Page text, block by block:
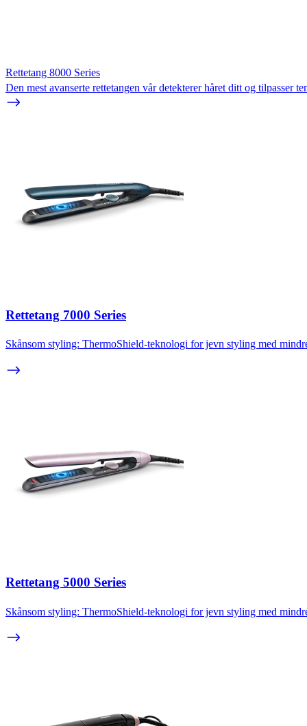
Rettetang 8000 Series
Den mest avanserte rettetangen vår detekterer håret ditt og tilpasser
Rettetang 7000 Series
Skånsom styling: ThermoShield-teknologi for jevn styling med
Rettetang 5000 Series
Skånsom styling: ThermoShield-teknologi for jevn styling med